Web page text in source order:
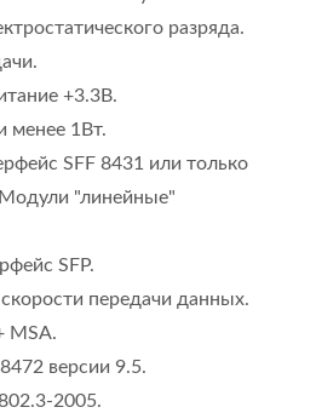
разряда.
+3.3В.
менее 1Вт.
SFF 8431 или только
"линейные"
SFP.
передачи данных.
MSA.
версии 9.5.
2005.